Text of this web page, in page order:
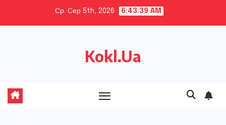
Ср. Сер 5th, 2026 6:43:40 AM
Kokl.Ua